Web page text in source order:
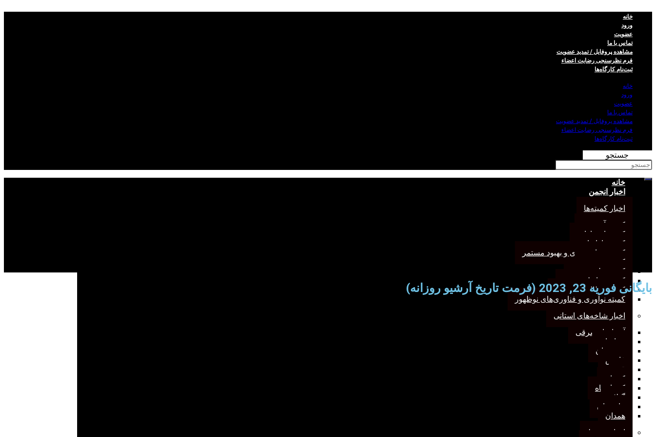
خانه
ورود
عضویت
تماس با ما
مشاهده پروفایل / تمدید عضویت
فرم نظر‌سنجی رضایت اعضاء
ثبت‌نام کارگاه‌ها
خانه
ورود
عضویت
تماس با ما
مشاهده پروفایل / تمدید عضویت
فرم نظر‌سنجی رضایت اعضاء
ثبت‌نام کارگاه‌ها
جستجو
خانه
اخبار انجمن
اخبار کمیته‌ها
کمیته آموزش
کمیته انتشارات
کمیته بازاریابی
کمیته برنامه‌ریزی و بهبود مستمر
کمیته پژوهش
کمیته علم سنجی
کمیته روابط‌عمومی
کمیته مطالعات صنفی
کمیته نوآوری و فناوری‌های نوظهور
اخبار شاخه‌های استانی
آذربایجان‌شرقی
خراسان
خوزستان
فارس
قم
کرمان
کرمانشاه
گیلان
مازندران
همدان
اخبار مرتبط
بایگانی فوریه 23, 2023 (فرمت تاریخ آرشیو روزانه)